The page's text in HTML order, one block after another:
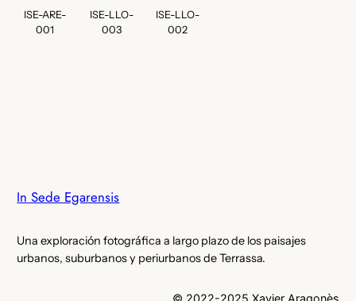
ISE-ARE-
001
ISE-LLO-
003
ISE-LLO-
002
In Sede Egarensis
Una exploración fotográfica a largo plazo de los paisajes
urbanos, suburbanos y periurbanos de Terrassa.
© 2022-2025 Xavier Aragonès